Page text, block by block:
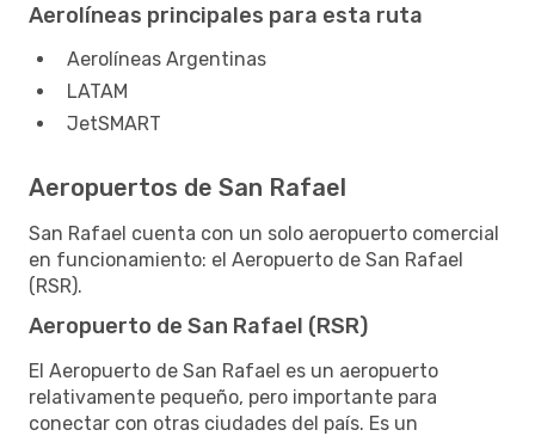
Aerolíneas principales para esta ruta
Aerolíneas Argentinas
LATAM
JetSMART
Aeropuertos de San Rafael
San Rafael cuenta con un solo aeropuerto comercial
en funcionamiento: el Aeropuerto de San Rafael
(RSR).
Aeropuerto de San Rafael (RSR)
El Aeropuerto de San Rafael es un aeropuerto
relativamente pequeño, pero importante para
conectar con otras ciudades del país. Es un